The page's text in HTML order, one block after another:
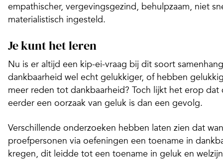
empathischer, vergevingsgezind, behulpzaam, niet
materialistisch ingesteld.
Je kunt het leren
Nu is er altijd een kip-ei-vraag bij dit soort
dankbaarheid wel echt gelukkiger, of hebben
meer reden tot dankbaarheid? Toch lijkt het erop dat
eerder een oorzaak van geluk is dan een gevolg.
Verschillende onderzoeken hebben laten zien dat
proefpersonen via oefeningen een toename in
kregen, dit leidde tot een toename in geluk en